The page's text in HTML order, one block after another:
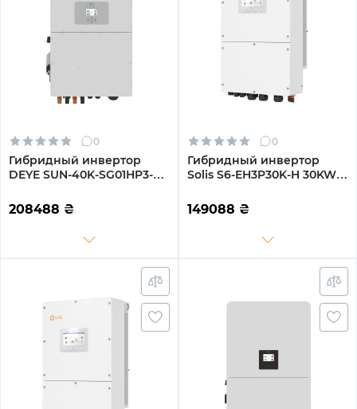
0
Гибридный инвертор
DEYE SUN-40K-SG01HP3-
208488 ₴
0
Гибридный инвертор
Solis S6-EH3P30K-H 30KW
220/380V Трехфазный
149088 ₴